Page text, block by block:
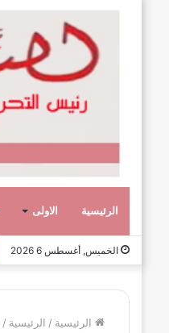
الرئيسية الاولى
الخميس, أغسطس 6 2026
الرئيسية / الرئيسية /